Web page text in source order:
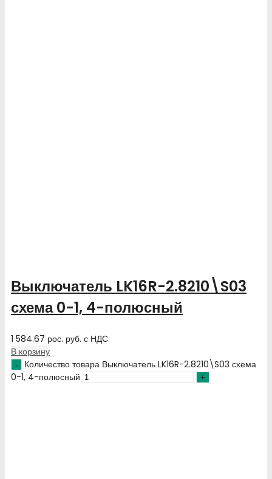
Выключатель LK16R-2.8210\S03
схема 0-1, 4-полюсный
1 584.67 рос. руб. с НДС
В корзину
Количество товара Выключатель LK16R-2.8210\S03 схема
0-1, 4-полюсный